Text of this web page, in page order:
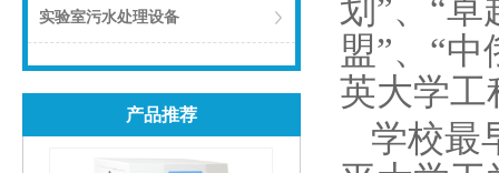
实验室污水处理设备
产品推荐
划”、“
盟”、“
英大学工
学校最